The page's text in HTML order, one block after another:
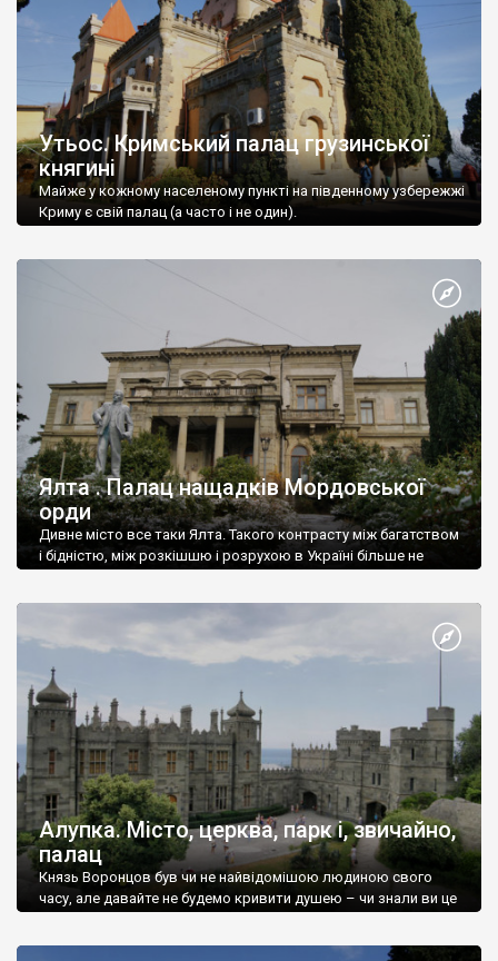
Утьос. Кримський палац грузинської
княгині
Майже у кожному населеному пункті на південному узбережжі
Криму є свій палац (а часто і не один).
Ялта . Палац нащадків Мордовської
орди
Дивне місто все таки Ялта. Такого контрасту між багатством
і бідністю, між розкішшю і розрухою в Україні більше не
Алупка. Місто, церква, парк і, звичайно,
палац
Князь Воронцов був чи не найвідомішою людиною свого
часу, але давайте не будемо кривити душею – чи знали ви це